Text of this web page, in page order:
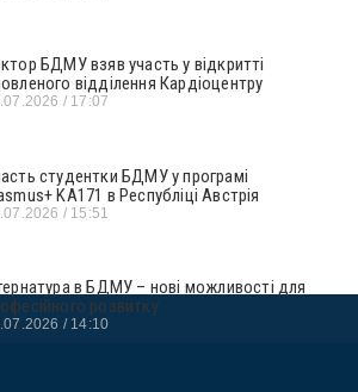
БДМУ взяв участь у відкритті
відділення Кардіоцентру
17:07
студентки БДМУ у програмі
KA171 в Республіці Австрія
15:51
в БДМУ – нові можливості для
розвитку
14:10